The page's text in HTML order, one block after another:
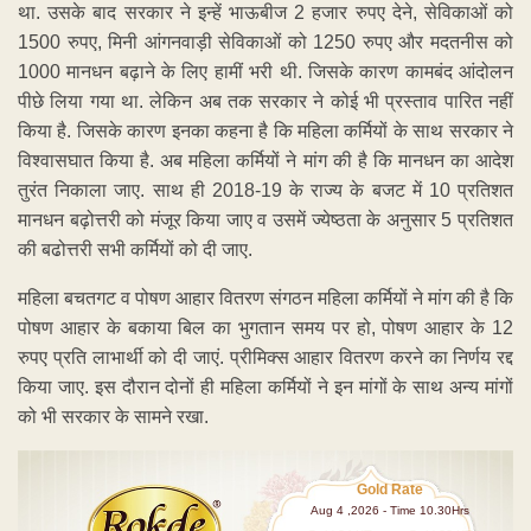
था. उसके बाद सरकार ने इन्हें भाऊबीज 2 हजार रुपए देने, सेविकाओं को
1500 रुपए, मिनी आंगनवाड़ी सेविकाओं को 1250 रुपए और मदतनीस को
1000 मानधन बढ़ाने के लिए हामीं भरी थी. जिसके कारण कामबंद आंदोलन
पीछे लिया गया था. लेकिन अब तक सरकार ने कोई भी प्रस्ताव पारित नहीं
किया है. जिसके कारण इनका कहना है कि महिला कर्मियों के साथ सरकार ने
विश्वासघात किया है. अब महिला कर्मियों ने मांग की है कि मानधन का आदेश
तुरंत निकाला जाए. साथ ही 2018-19 के राज्य के बजट में 10 प्रतिशत
मानधन बढ़ोत्तरी को मंजूर किया जाए व उसमें ज्येष्ठता के अनुसार 5 प्रतिशत
की बढोत्तरी सभी कर्मियों को दी जाए.
महिला बचतगट व पोषण आहार वितरण संगठन महिला कर्मियों ने मांग की है कि
पोषण आहार के बकाया बिल का भुगतान समय पर हो, पोषण आहार के 12
रुपए प्रति लाभार्थी को दी जाएं. प्रीमिक्स आहार वितरण करने का निर्णय रद्द
किया जाए. इस दौरान दोनों ही महिला कर्मियों ने इन मांगों के साथ अन्य मांगों
को भी सरकार के सामने रखा.
Gold Rate
Aug 4 ,2026 - Time 10.30Hrs